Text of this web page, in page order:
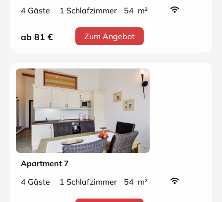
4 Gäste
1 Schlafzimmer 54 m²
ab 81 € Zum Angebot
Apartment 7
4 Gäste
1 Schlafzimmer 54 m²